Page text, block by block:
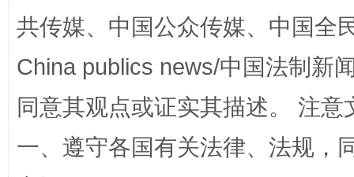
共传媒、中国公众传媒、中国全
China publics news/中国法制新
同意其观点或证实其描述。 注
一、遵守各国有关法律、法规，